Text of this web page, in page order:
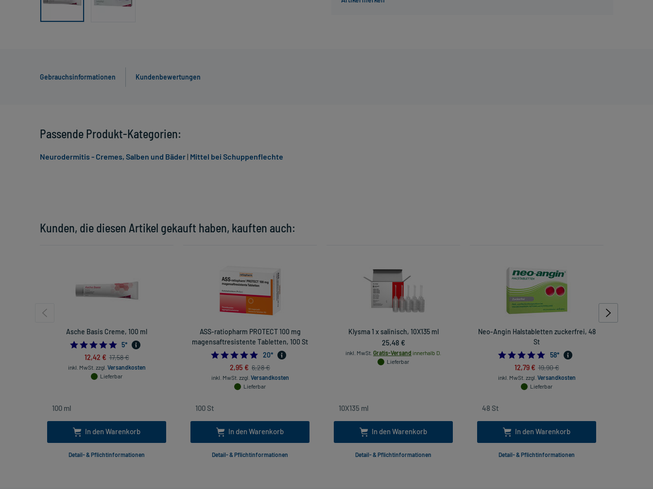
Gebrauchsinformationen Kundenbewertungen
Kunden, die diesen Artikel gekauft haben, kauften auch:
Asche Basis Creme, 100 ml
5.0
5*
12,42 € 17,58 €
inkl. MwSt. zzgl. Versandkosten
Lieferbar
In den Warenkorb
Detail- & Pflichtinformationen
ASS-ratiopharm PROTECT 100 mg
magensaftresistente Tabletten, 100 St
4.9
20*
2,95 € 6,28 €
inkl. MwSt. zzgl. Versandkosten
Lieferbar
In den Warenkorb
Detail- & Pflichtinformationen
Klysma 1 x salinisch, 10X135 ml
25,48 €
inkl. MwSt. Gratis-Versand innerhalb D.
Lieferbar
In den Warenkorb
Detail- & Pflichtinformationen
Neo-Angin Halstabletten zuckerfrei, 48
St
4.948275862068965
58*
12,79 € 19,90 €
inkl. MwSt. zzgl. Versandkosten
Lieferbar
In den Warenkorb
Detail- & Pflichtinformationen
Passende Produkt-Kategorien:
Neurodermitis - Cremes, Salben und Bäder| Mittel bei Schuppenflechte